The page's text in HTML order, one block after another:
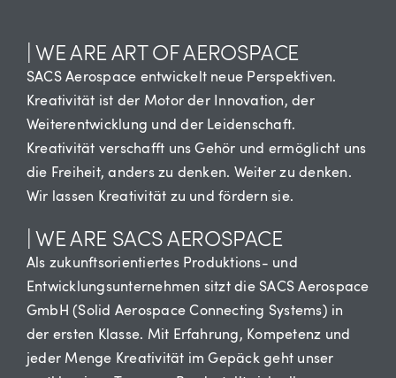
| WE ARE ART OF AEROSPACE
SACS Aerospace entwickelt neue Perspektiven.
Kreativität ist der Motor der Innovation, der
Weiterentwicklung und der Leidenschaft.
Kreativität verschafft uns Gehör und ermöglicht uns
die Freiheit, anders zu denken. Weiter zu denken.
Wir lassen Kreativität zu und fördern sie.
| WE ARE SACS AEROSPACE
Als zukunftsorientiertes Produktions- und
Entwicklungsunternehmen sitzt die SACS Aerospace
GmbH (Solid Aerospace Connecting Systems) in
der ersten Klasse. Mit Erfahrung, Kompetenz und
jeder Menge Kreativität im Gepäck geht unser